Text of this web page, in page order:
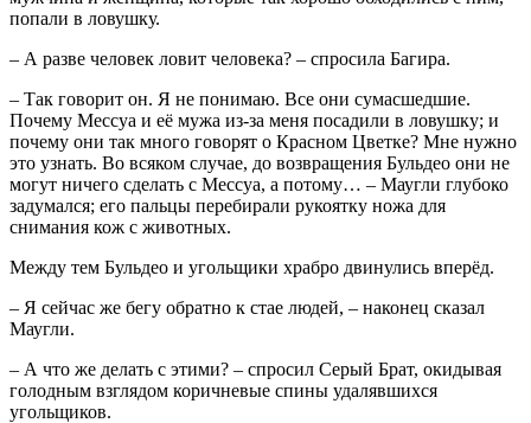
попали в ловушку.
– А разве человек ловит человека? – спросила Багира.
– Так говорит он. Я не понимаю. Все они сумасшедшие.
Почему Мессуа и её мужа из-за меня посадили в ловушку; и
почему они так много говорят о Красном Цветке? Мне нужно
это узнать. Во всяком случае, до возвращения Бульдео они не
могут ничего сделать с Мессуа, а потому… – Маугли глубоко
задумался; его пальцы перебирали рукоятку ножа для
снимания кож с животных.
Между тем Бульдео и угольщики храбро двинулись вперёд.
– Я сейчас же бегу обратно к стае людей, – наконец сказал
Маугли.
– А что же делать с этими? – спросил Серый Брат, окидывая
голодным взглядом коричневые спины удалявшихся
угольщиков.